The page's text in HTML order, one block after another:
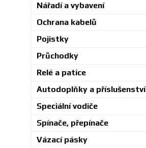
Nářadí a vybavení
Ochrana kabelů
Pojistky
Průchodky
Relé a patice
Autodoplňky a příslušenství
Speciální vodiče
Spínače, přepínače
Vázací pásky